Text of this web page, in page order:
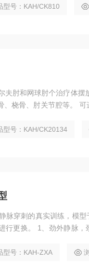
头肌、腹股沟韧带等与
型号：KAH/CK810
夫肘和网球肘个治疗体摆
桡骨、肘关节腔等。 可
型号：KAH/CK20134
脉穿刺的真实训练，模型
行更换。 1、劲外静脉，
模型上模拟出动脉搏脉
型号：KAH-ZXA